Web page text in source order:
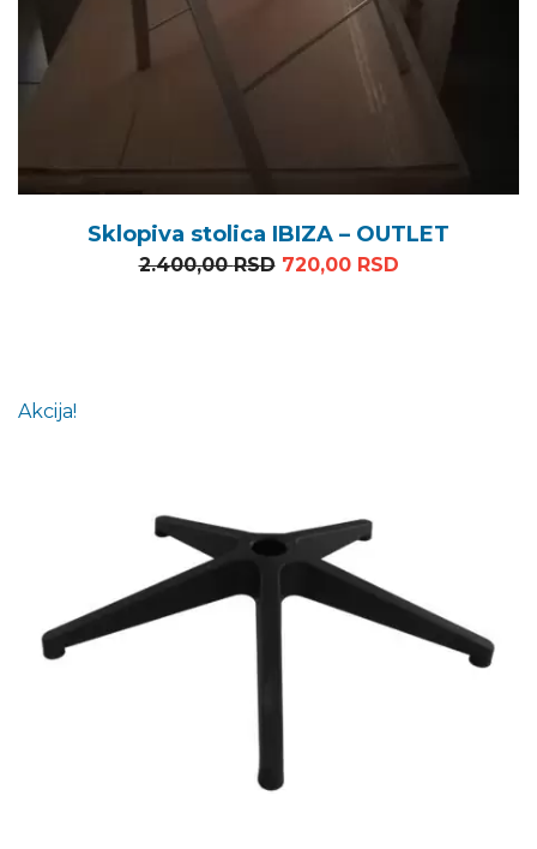
Sklopiva stolica IBIZA – OUTLET
2.400,00RSD Originalna cena je bila:
720,00 RSDTrenutna
Akcija!